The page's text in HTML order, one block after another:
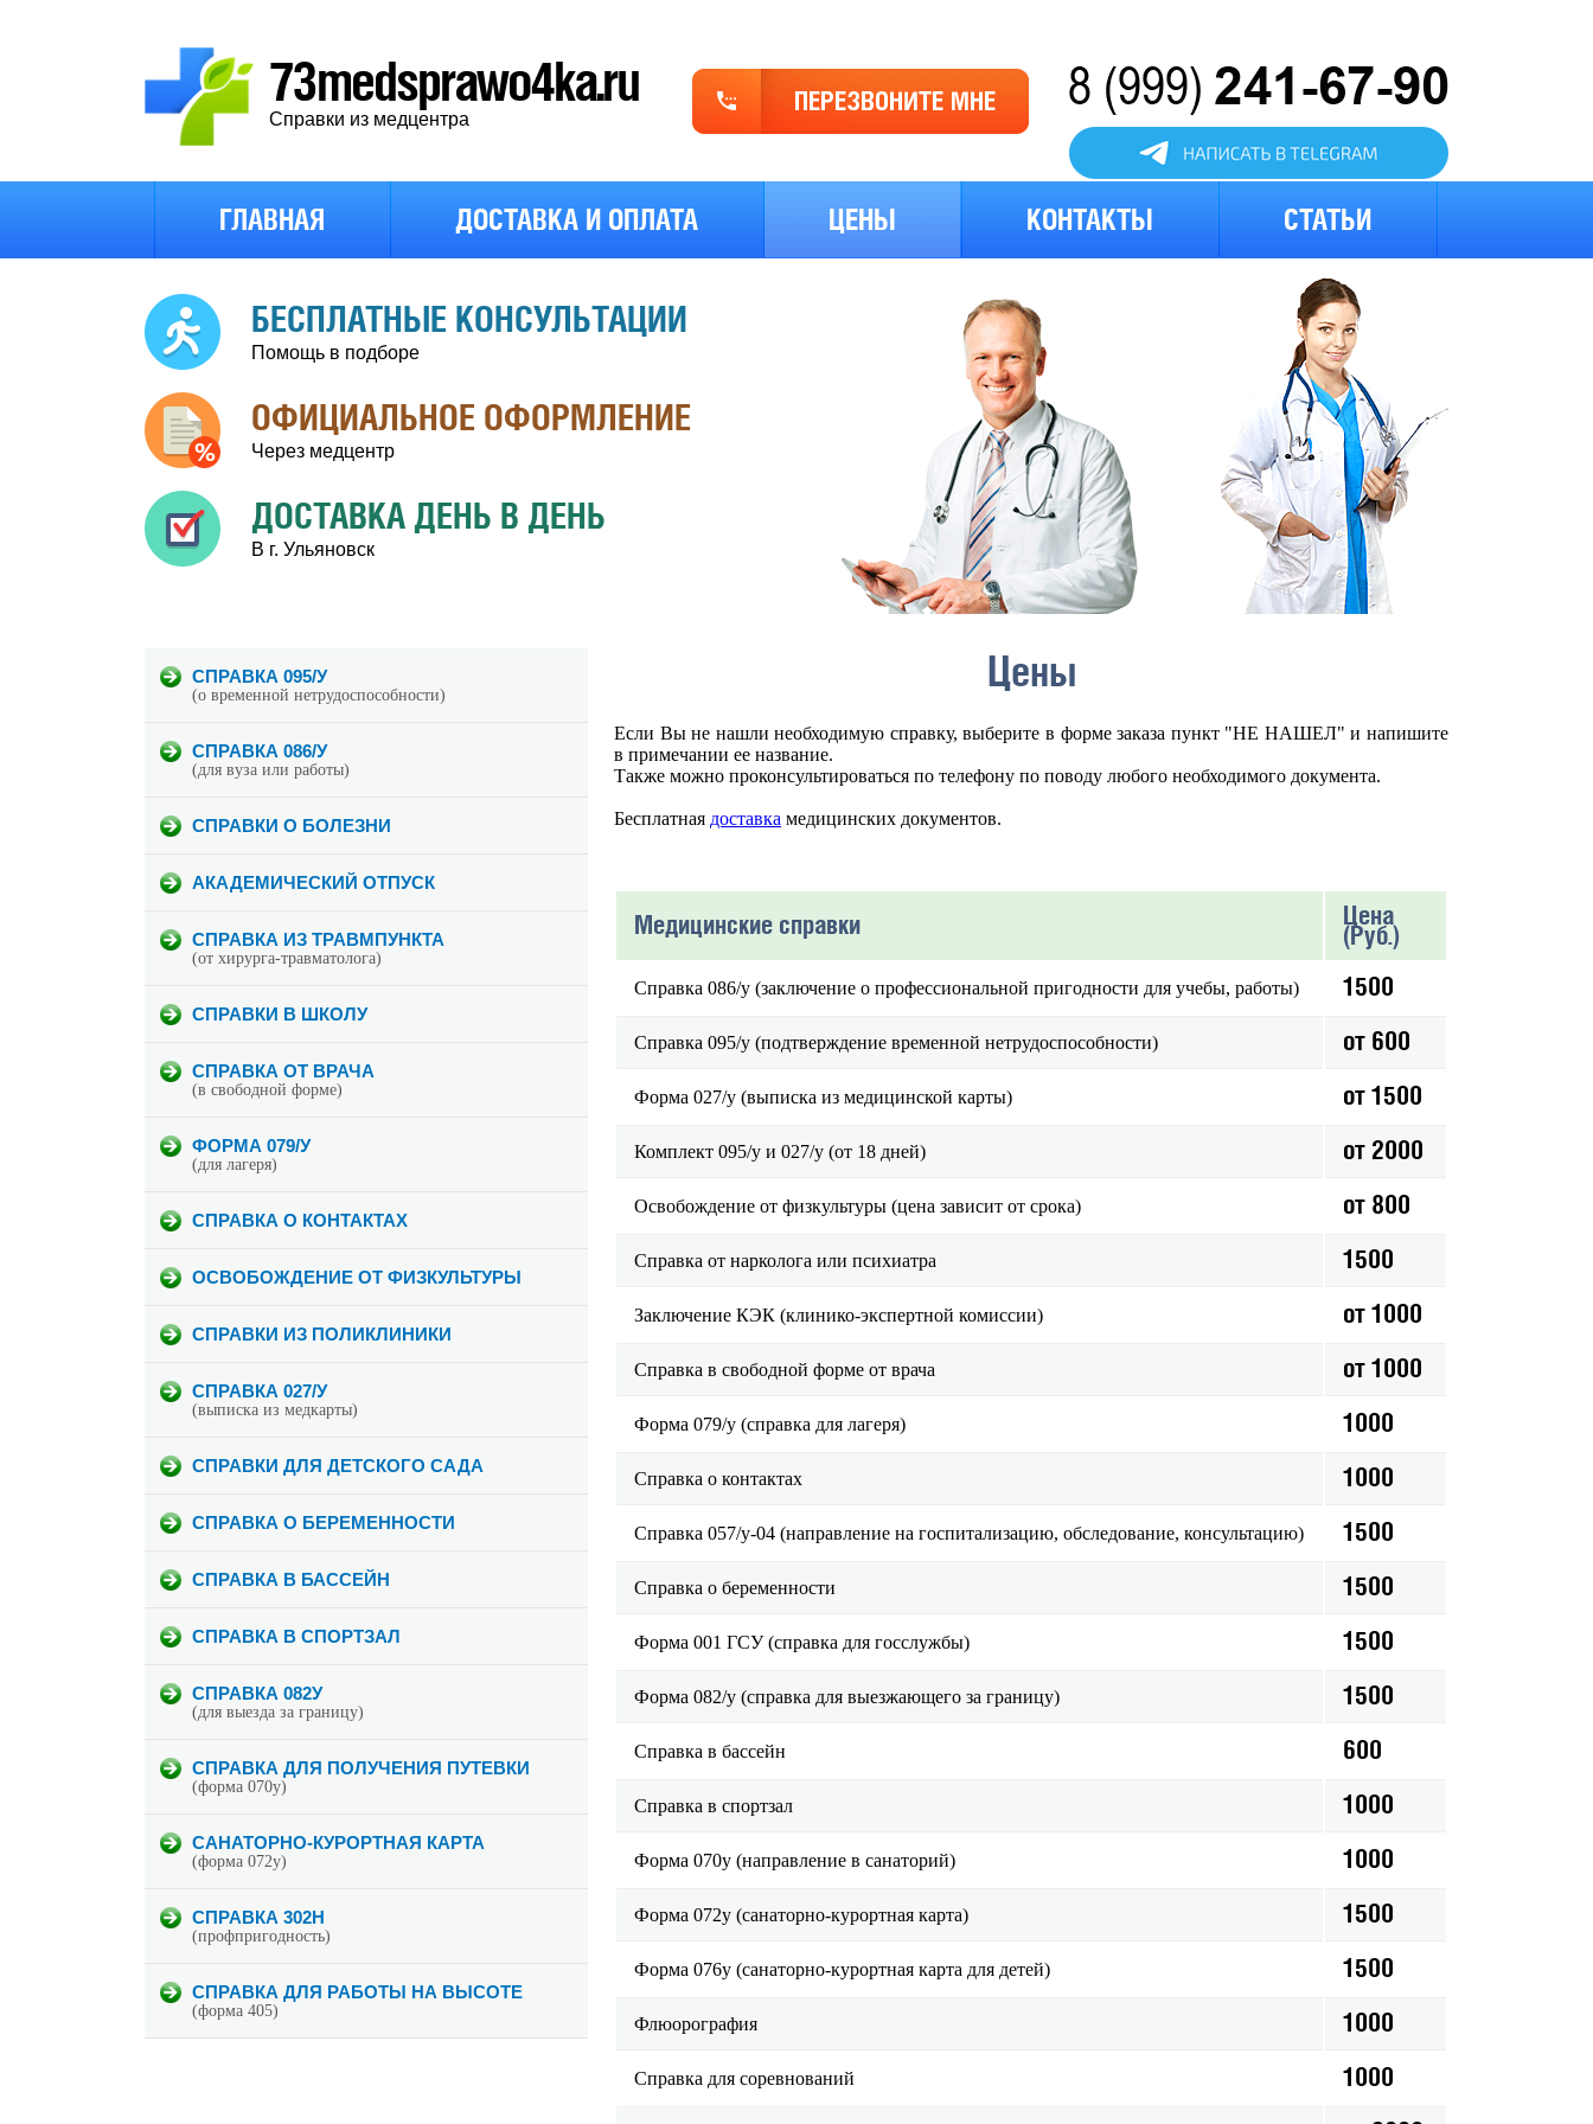
73medsprawo4ka.ru
Справки из медцентра
Обратный
звонок
ГЛАВНАЯ ДОСТАВКА И ОПЛАТА ЦЕНЫ КОНТАКТЫ СТАТЬИ
БЕСПЛАТНЫЕ КОНСУЛЬТАЦИИ
Помощь в подборе
ОФИЦИАЛЬНОЕ ОФОРМЛЕНИЕ
Через медцентр
ДОСТАВКА ДЕНЬ В ДЕНЬ
В г. Ульяновск
СПРАВКА 095/У
(о временной нетрудоспособности)
СПРАВКА 086/У
(для вуза или работы)
СПРАВКИ О БОЛЕЗНИ
АКАДЕМИЧЕСКИЙ ОТПУСК
СПРАВКА ИЗ ТРАВМПУНКТА
(от хирурга-травматолога)
СПРАВКИ В ШКОЛУ
СПРАВКА ОТ ВРАЧА
(в свободной форме)
ФОРМА 079/У
(для лагеря)
СПРАВКА О КОНТАКТАХ
ОСВОБОЖДЕНИЕ ОТ ФИЗКУЛЬТУРЫ
СПРАВКИ ИЗ ПОЛИКЛИНИКИ
СПРАВКА 027/У
(выписка из медкарты)
СПРАВКИ ДЛЯ ДЕТСКОГО САДА
СПРАВКА О БЕРЕМЕННОСТИ
СПРАВКА В БАССЕЙН
СПРАВКА В СПОРТЗАЛ
СПРАВКА 082У
(для выезда за границу)
СПРАВКА ДЛЯ ПОЛУЧЕНИЯ ПУТЕВКИ
(форма 070у)
САНАТОРНО-КУРОРТНАЯ КАРТА
(форма 072у)
СПРАВКА 302Н
(профпригодность)
СПРАВКА ДЛЯ РАБОТЫ НА ВЫСОТЕ
(форма 405)
Цены
Если Вы не нашли необходимую справку, выберите в форме заказа пункт "НЕ НАШЕЛ" и напишите
в примечании ее название.
Также можно проконсультироваться по телефону по поводу любого необходимого документа.
Бесплатная доставка медицинских документов.
Медицинские справки Цена
(Руб.)
Справка 086/у (заключение о профессиональной пригодности для учебы, работы) 1500
Справка 095/у (подтверждение временной нетрудоспособности) от 600
Форма 027/у (выписка из медицинской карты) от 1500
Комплект 095/у и 027/у (от 18 дней) от 2000
Освобождение от физкультуры (цена зависит от срока) от 800
Справка от нарколога или психиатра 1500
Заключение КЭК (клинико-экспертной комиссии) от 1000
Справка в свободной форме от врача от 1000
Форма 079/у (справка для лагеря) 1000
Справка о контактах 1000
Справка 057/у-04 (направление на госпитализацию, обследование, консультацию) 1500
Справка о беременности 1500
Форма 001 ГСУ (справка для госслужбы) 1500
Форма 082/у (справка для выезжающего за границу) 1500
Справка в бассейн 600
Справка в спортзал 1000
Форма 070у (направление в санаторий) 1000
Форма 072у (санаторно-курортная карта) 1500
Форма 076у (санаторно-курортная карта для детей) 1500
Флюорография 1000
Справка для соревнований 1000